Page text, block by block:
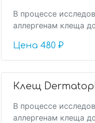
В процессе
аллергенам клеща
Цена 480 ₽
Клещ
В процессе
аллергенам клеща